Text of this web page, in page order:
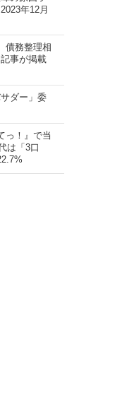
年12月
債務整理相
事が掲載
ダー」委
っ！』で当
は「3口